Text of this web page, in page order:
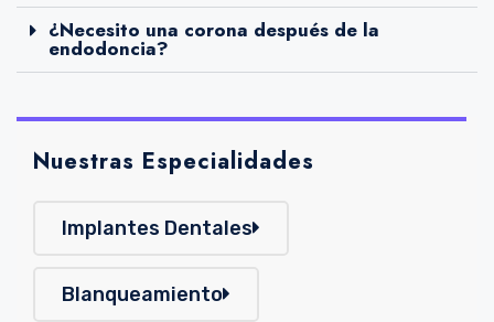
¿Necesito una corona después de la
endodoncia?
Nuestras Especialidades
Implantes Dentales
Blanqueamiento